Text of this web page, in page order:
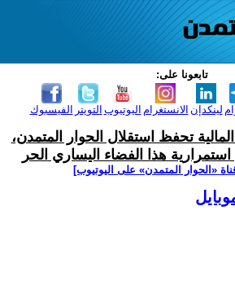
تابعونا على:
الفيسبوك التويتر اليوتيوب الانستغرام لينكدإن
تحفظ استقلال الحوار المتمدن،
هذا الفضاء اليساري الحر
‫«الحوار المتمدن» على اليوتيوب]